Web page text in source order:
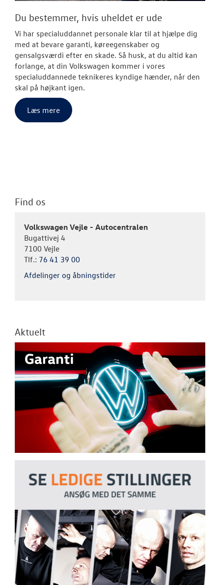
Du bestemmer, hvis uheldet er ude
Vi har specialuddannet personale klar til at hjælpe dig
med at bevare garanti, køreegenskaber og
gensalgsværdi efter en skade. Så husk, at du altid kan
forlange, at din Volkswagen kommer i vores
specialuddannede teknikeres kyndige hænder, når den
skal på højkant igen.
Læs mere
Find os
Volkswagen Vejle - Autocentralen
Bugattivej 4
7100 Vejle
Tlf.: 76 41 39 00
Afdelinger og åbningstider
Aktuelt